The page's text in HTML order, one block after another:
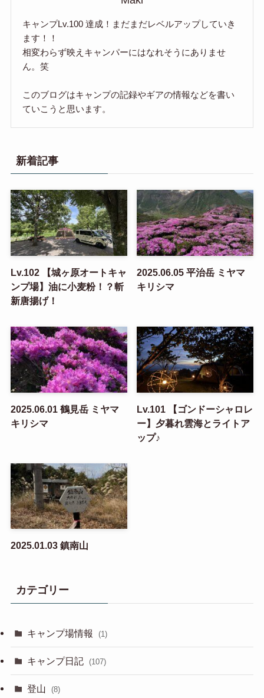
キャンプLv.100 達成！まだまだレベルアップしていき
ます！！
相変わらず映えキャンパーにはなれそうにありませ
ん。笑
このブログはキャンプの記録やギアの情報などを書い
ていこうと思います。
新着記事
Lv.102 【城ヶ原オートキャ
ンプ場】油に小麦粉！？斬
新唐揚げ！
2025.06.05 平治岳 ミヤマ
キリシマ
2025.06.01 鶴見岳 ミヤマ
キリシマ
Lv.101 【ゴンドーシャロレ
ー】夕暮れ雲海とライトア
ップ♪
2025.01.03 鎮南山
カテゴリー
キャンプ場情報 (1)
キャンプ日記 (107)
登山 (8)